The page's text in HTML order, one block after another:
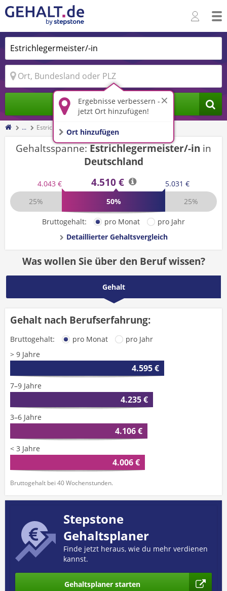
Ergebnisse verbessern -
jetzt Ort hinzufügen!
Ort hinzufügen
Jobs finden
... Estrichlegermeister/-in
Gehaltsspanne:Estrichlegermeister/-in in
Deutschland
4.043 € 4.510 €
5.031 €
25%
50% 25%
Bruttogehalt: pro Monat
pro Jahr
Detaillierter Gehaltsvergleich
Was wollen Sie über den Beruf wissen?
Gehalt
Gehalt nach Berufserfahrung:
Bruttogehalt: pro Monat
pro Jahr
> 9 Jahre
4.595 €
7–9 Jahre
4.235 €
3–6 Jahre
4.106 €
< 3 Jahre
4.006 €
Bruttogehalt bei 40 Wochenstunden.
Stepstone
Gehaltsplaner
Finde jetzt heraus, wie du mehr verdienen
kannst.
Gehaltsplaner starten